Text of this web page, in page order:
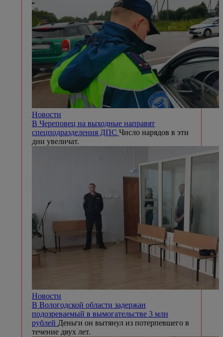
Новости
В Череповец на выходные направят
спецподразделения ДПС Число нарядов в эти
дни увеличат.
Новости
В Вологодской области задержан
подозреваемый в вымогательстве 3 млн
рублей Деньги он вытянул из потерпевшего в
течение двух лет.